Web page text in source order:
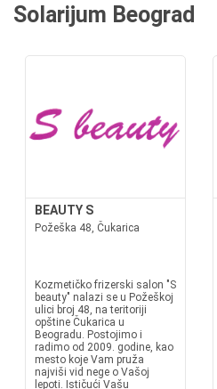
Solarijum Beograd
BEAUTY S
Požeška 48, Čukarica
Kozmetičko frizerski salon "S
beauty" nalazi se u Požeškoj
ulici broj 48, na teritoriji
opštine Čukarica u
Beogradu. Postojimo i
radimo od 2009. godine, kao
mesto koje Vam pruža
najviši vid nege o Vašoj
lepoti. Ističući Vašu